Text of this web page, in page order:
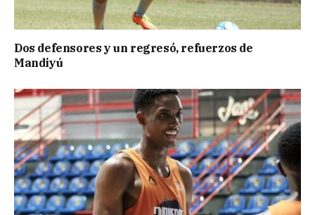
Dos defensores y un regresó, refuerzos de
Mandiyú